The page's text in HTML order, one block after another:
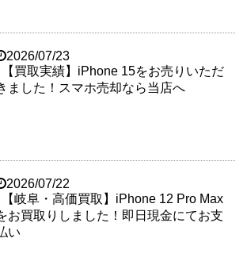
2026/07/23
【買取実績】iPhone 15をお売りいただ
ました！スマホ売却なら当店へ
2026/07/22
【岐阜・高価買取】iPhone 12 Pro Max
お買取りしました！即日現金にてお支
い